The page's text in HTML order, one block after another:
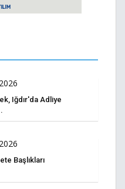
Iğdır'da Adliye
Başlıkları